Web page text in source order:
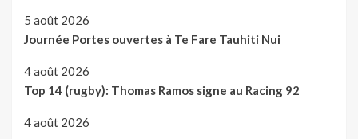
5 août 2026
Journée Portes ouvertes à Te Fare Tauhiti Nui
4 août 2026
Top 14 (rugby): Thomas Ramos signe au Racing 92
4 août 2026